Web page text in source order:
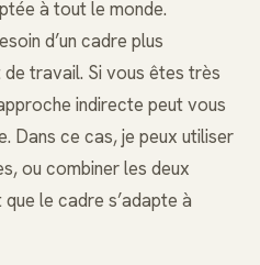
à tout le monde.
d’un cadre plus
travail. Si vous êtes très
indirecte peut vous
Dans ce cas, je peux utiliser
ou combiner les deux
le cadre s’adapte à